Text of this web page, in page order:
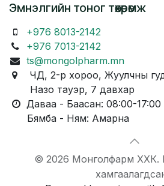
Эмнэлгийн тоног төхөөрөмж
+976 8013-2142
+976 7013-2142
ts@mongolpharm.mn
ЧД, 2-р хороо, Жуулчны
Назо тауэр, 7 давхар
Даваа - Баасан: 08:00-17:00
Бямба - Ням: Амарна
© 2026 Монголфарм ХХК.